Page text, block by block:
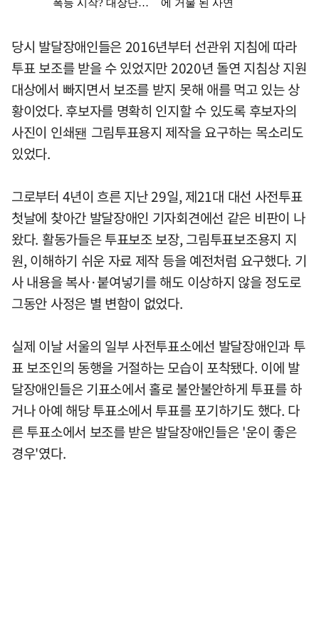
당시 발달장애인들은 2016년부터 선관위 지침에 따라
투표 보조를 받을 수 있었지만 2020년 돌연 지침상 지원
대상에서 빠지면서 보조를 받지 못해 애를 먹고 있는 상
황이었다. 후보자를 명확히 인지할 수 있도록 후보자의
사진이 인쇄됀 그림투표용지 제작을 요구하는 목소리도
있었다.
그로부터 4년이 흐른 지난 29일, 제21대 대선 사전투표
첫날에 찾아간 발달장애인 기자회견에선 같은 비판이 나
왔다. 활동가들은 투표보조 보장, 그림투표보조용지 지
원, 이해하기 쉬운 자료 제작 등을 예전처럼 요구했다. 기
사 내용을 복사·붙여넣기를 해도 이상하지 않을 정도로
그동안 사정은 별 변함이 없었다.
실제 이날 서울의 일부 사전투표소에선 발달장애인과 투
표 보조인의 동행을 거절하는 모습이 포착됐다. 이에 발
달장애인들은 기표소에서 홀로 불안불안하게 투표를 하
거나 아예 해당 투표소에서 투표를 포기하기도 했다. 다
른 투표소에서 보조를 받은 발달장애인들은 '운이 좋은
경우'였다.